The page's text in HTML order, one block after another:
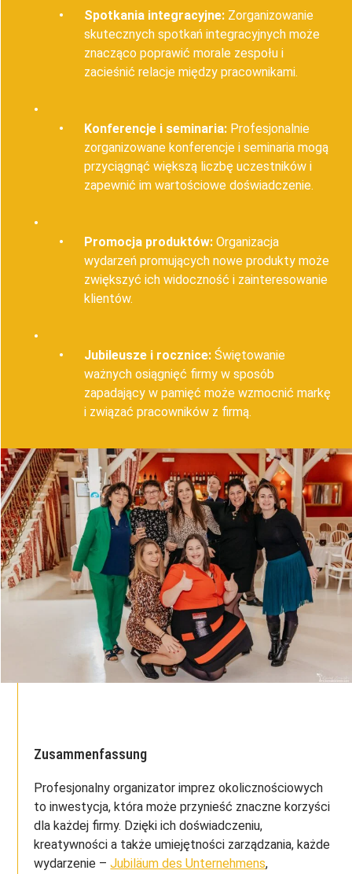
Spotkania integracyjne: Zorganizowanie
skutecznych spotkań integracyjnych może
znacząco poprawić morale zespołu i
zacieśnić relacje między pracownikami.
Konferencje i seminaria: Profesjonalnie
zorganizowane konferencje i seminaria mogą
przyciągnąć większą liczbę uczestników i
zapewnić im wartościowe doświadczenie.
Promocja produktów: Organizacja
wydarzeń promujących nowe produkty może
zwiększyć ich widoczność i zainteresowanie
klientów.
Jubileusze i rocznice: Świętowanie
ważnych osiągnięć firmy w sposób
zapadający w pamięć może wzmocnić markę
i związać pracowników z firmą.
Zusammenfassung
Profesjonalny organizator imprez okolicznościowych
to inwestycja, która może przynieść znaczne korzyści
dla każdej firmy. Dzięki ich doświadczeniu,
kreatywności a także umiejętności zarządzania, każde
wydarzenie –Jubiläum des Unternehmens,